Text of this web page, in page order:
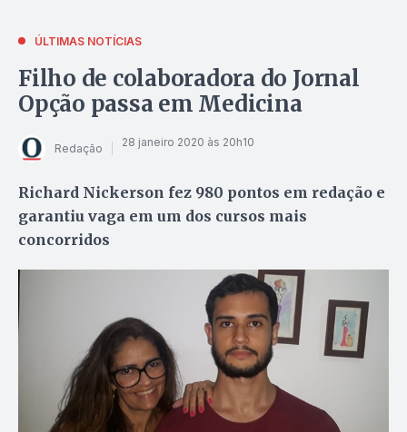
ÚLTIMAS NOTÍCIAS
Filho de colaboradora do Jornal
Opção passa em Medicina
Redação 28 janeiro 2020 às 20h10
Richard Nickerson fez 980 pontos em redação e
garantiu vaga em um dos cursos mais
concorridos